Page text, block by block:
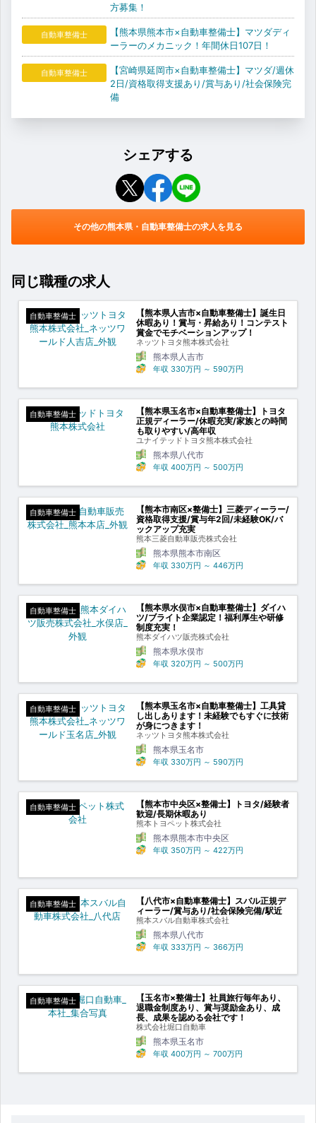
方募集！
自動車整備士
【熊本県熊本市×自動車整備士】マツダディ
ーラーのメカニック！年間休日107日！
自動車整備士
【宮崎県延岡市×自動車整備士】マツダ/週休
2日/資格取得支援あり/賞与あり/社会保険完
備
シェアする
その他の熊本県・自動車整備士の求人を見る
同じ職種の求人
自動車整備士
【熊本県人吉市×自動車整備士】誕生日
休暇あり！賞与・昇給あり！コンテスト
賞金でモチベーションアップ！
ネッツトヨタ熊本株式会社
熊本県人吉市
年収 330万円 ～ 590万円
自動車整備士
【熊本県玉名市×自動車整備士】トヨタ
正規ディーラー/休暇充実/家族との時間
も取りやすい/高年収
ユナイテッドトヨタ熊本株式会社
熊本県八代市
年収 400万円 ～ 500万円
自動車整備士
【熊本市南区×整備士】三菱ディーラー/
資格取得支援/賞与年2回/未経験OK/バ
ックアップ充実
熊本三菱自動車販売株式会社
熊本県熊本市南区
年収 330万円 ～ 446万円
自動車整備士
【熊本県水俣市×自動車整備士】ダイハ
ツ/ブライト企業認定！福利厚生や研修
制度充実！
熊本ダイハツ販売株式会社
熊本県水俣市
年収 320万円 ～ 500万円
自動車整備士
【熊本県玉名市×自動車整備士】工具貸
し出しあります！未経験でもすぐに技術
が身につきます！
ネッツトヨタ熊本株式会社
熊本県玉名市
年収 330万円 ～ 590万円
自動車整備士
【熊本市中央区×整備士】トヨタ/経験者
歓迎/長期休暇あり
熊本トヨペット株式会社
熊本県熊本市中央区
年収 350万円 ～ 422万円
自動車整備士
【八代市×自動車整備士】スバル正規デ
ィーラー/賞与あり/社会保険完備/駅近
熊本スバル自動車株式会社
熊本県八代市
年収 333万円 ～ 366万円
自動車整備士
【玉名市×整備士】社員旅行毎年あり、
退職金制度あり、賞与奨励金あり、成
長、成果を認める会社です！
株式会社堀口自動車
熊本県玉名市
年収 400万円 ～ 700万円